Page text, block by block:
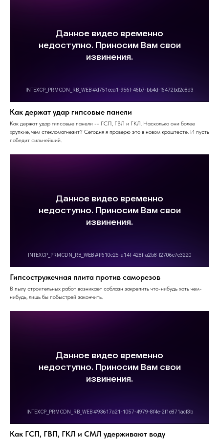
Как держат удар гипсовые панели
Как держат удар гипсовые панели -- ГСП, ГВЛ и ГКЛ. Насколько они более
хрупкие, чем стекломагнезит? Сегодня я проверю это в новом краштесте. И пусть
победит сильнейший.
Гипсостружечная плита против саморезов
В пылу строительных работ возникает соблазн закрепить что-нибудь хоть чем-
нибудь, лишь бы побыстрей закончить.
Как ГСП, ГВП, ГКЛ и СМЛ удерживают воду